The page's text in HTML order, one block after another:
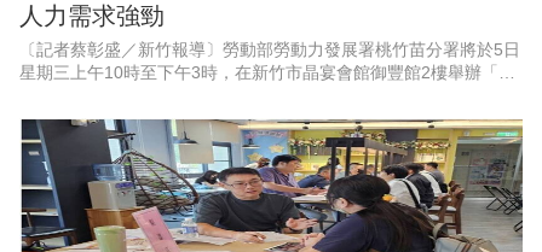
人力需求強勁
〔記者蔡彰盛／新竹報導〕勞動部勞動力發展署桃竹苗分署將於5日
星期三上午10時至下午3時，在新竹市晶宴會館御豐館2樓舉辦「新
科技業廠商高達37